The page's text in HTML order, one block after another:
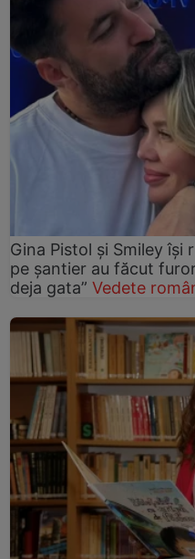
Gina Pistol și Smiley își
pe șantier au făcut
deja gata” Vedete